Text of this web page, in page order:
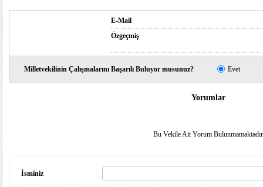
E-Mail
Özgeçmiş
Milletvekilinin Çalışmalarını Başarılı Buluyor musunuz? Evet
Yorumlar
Bu Vekile Ait Yorum
İsminiz